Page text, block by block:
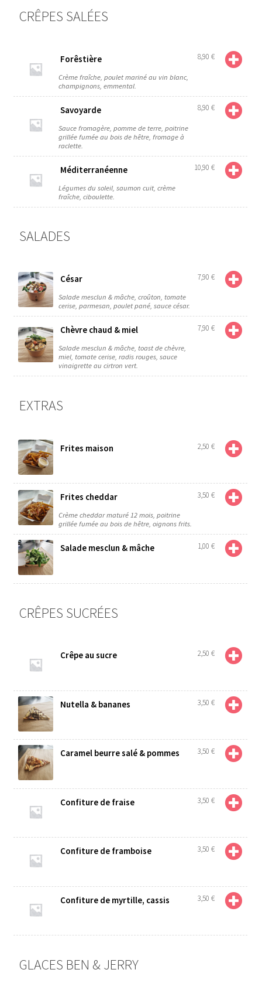
CRÊPES SALÉES
Forêstière
Crème fraîche, poulet mariné au vin blanc,
champignons, emmental.
8,90€
Savoyarde
Sauce fromagère, pomme de terre, poitrine
grillée fumée au bois de hêtre, fromage à
raclette.
8,90€
Méditerranéenne
Légumes du soleil, saumon cuit, crème
fraîche, ciboulette.
10,90€
SALADES
César
Salade mesclun & mâche, croûton, tomate
cerise, parmesan, poulet pané, sauce césar.
7,90€
Chèvre chaud & miel
Salade mesclun & mâche, toast de chèvre,
miel, tomate cerise, radis rouges, sauce
vinaigrette au cirtron vert.
7,90€
EXTRAS
Frites maison 2,50€
Frites cheddar
Crème cheddar maturé 12 mois, poitrine
grillée fumée au bois de hêtre, oignons frits.
3,50€
Salade mesclun & mâche 1,00€
CRÊPES SUCRÉES
Crêpe au sucre 2,50€
Nutella & bananes 3,50€
Caramel beurre salé & pommes 3,50€
Confiture de fraise 3,50€
Confiture de framboise 3,50€
Confiture de myrtille, cassis 3,50€
GLACES BEN & JERRY